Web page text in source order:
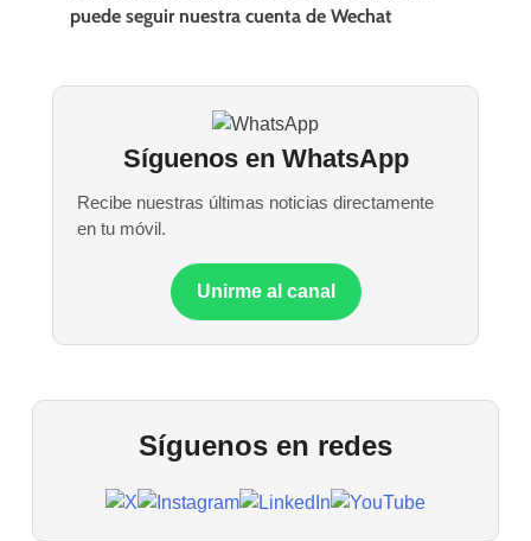
puede seguir nuestra cuenta de Wechat
Síguenos en WhatsApp
Recibe nuestras últimas noticias directamente
en tu móvil.
Unirme al canal
Síguenos en redes